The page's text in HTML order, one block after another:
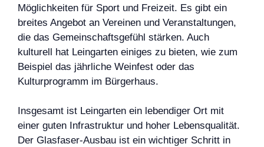
Möglichkeiten für Sport und Freizeit. Es gibt ein
breites Angebot an Vereinen und Veranstaltungen,
die das Gemeinschaftsgefühl stärken. Auch
kulturell hat Leingarten einiges zu bieten, wie zum
Beispiel das jährliche Weinfest oder das
Kulturprogramm im Bürgerhaus.
Insgesamt ist Leingarten ein lebendiger Ort mit
einer guten Infrastruktur und hoher Lebensqualität.
Der Glasfaser-Ausbau ist ein wichtiger Schritt in